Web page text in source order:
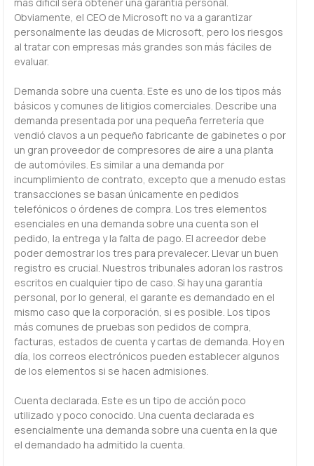
Obviamente, el CEO de Microsoft no va a garantizar
personalmente las deudas de Microsoft, pero los riesgos
al tratar con empresas más grandes son más fáciles de
evaluar.
Demanda sobre una cuenta. Este es uno de los tipos más
básicos y comunes de litigios comerciales. Describe una
demanda presentada por una pequeña ferretería que
vendió clavos a un pequeño fabricante de gabinetes o por
un gran proveedor de compresores de aire a una planta
de automóviles. Es similar a una demanda por
incumplimiento de contrato, excepto que a menudo estas
transacciones se basan únicamente en pedidos
telefónicos o órdenes de compra. Los tres elementos
esenciales en una demanda sobre una cuenta son el
pedido, la entrega y la falta de pago. El acreedor debe
poder demostrar los tres para prevalecer. Llevar un buen
registro es crucial. Nuestros tribunales adoran los rastros
escritos en cualquier tipo de caso. Si hay una garantía
personal, por lo general, el garante es demandado en el
mismo caso que la corporación, si es posible. Los tipos
más comunes de pruebas son pedidos de compra,
facturas, estados de cuenta y cartas de demanda. Hoy en
día, los correos electrónicos pueden establecer algunos
de los elementos si se hacen admisiones.
Cuenta declarada. Este es un tipo de acción poco
utilizado y poco conocido. Una cuenta declarada es
esencialmente una demanda sobre una cuenta en la que
el demandado ha admitido la cuenta.